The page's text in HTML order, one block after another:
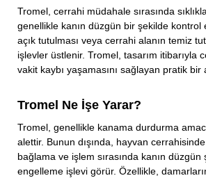
Tromel, cerrahi müdahale sırasında
genellikle kanın düzgün bir şekilde kontrol
açık tutulması veya cerrahi alanın temiz
işlevler üstlenir. Tromel, tasarım itibarıyla
vakit kaybı yaşamasını sağlayan pratik bir
Tromel Ne İşe Yarar?
Tromel, genellikle kanama durdurma
alettir. Bunun dışında, hayvan
bağlama ve işlem sırasında kanın düzgün
engelleme işlevi görür. Özellikle,